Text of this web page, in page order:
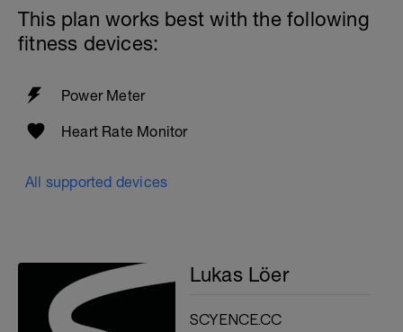
This plan works best with the following
fitness devices:
Power Meter
Heart Rate Monitor
All supported devices
Lukas Löer
SCYENCE.CC